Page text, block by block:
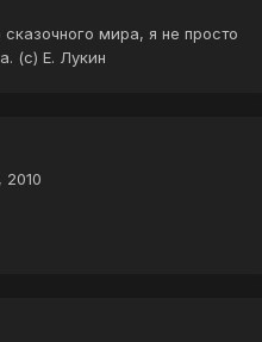
мира, я не просто
(с) Е. Лукин
2010